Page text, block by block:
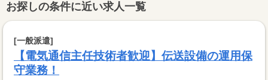
お探しの条件に近い求人一覧
[一般派遣]
【電気通信主任技術者歓迎】伝送設備の運用保
守業務！